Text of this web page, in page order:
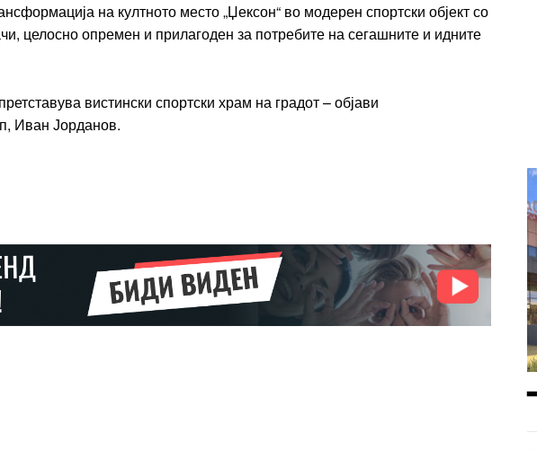
на култното место „Џексон“ во модерен спортски објект со
целосно опремен и прилагоден за потребите на сегашните и идните
вистински спортски храм на градот – објави
Иван Јорданов.